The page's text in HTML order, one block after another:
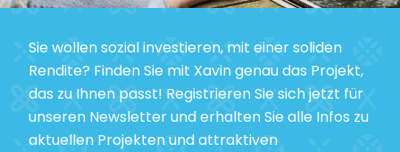
Sie wollen sozial investieren, mit einer soliden
Rendite? Finden Sie mit Xavin genau das Projekt,
das zu Ihnen passt! Registrieren Sie sich jetzt für
unseren Newsletter und erhalten Sie alle Infos zu
aktuellen Projekten und attraktiven